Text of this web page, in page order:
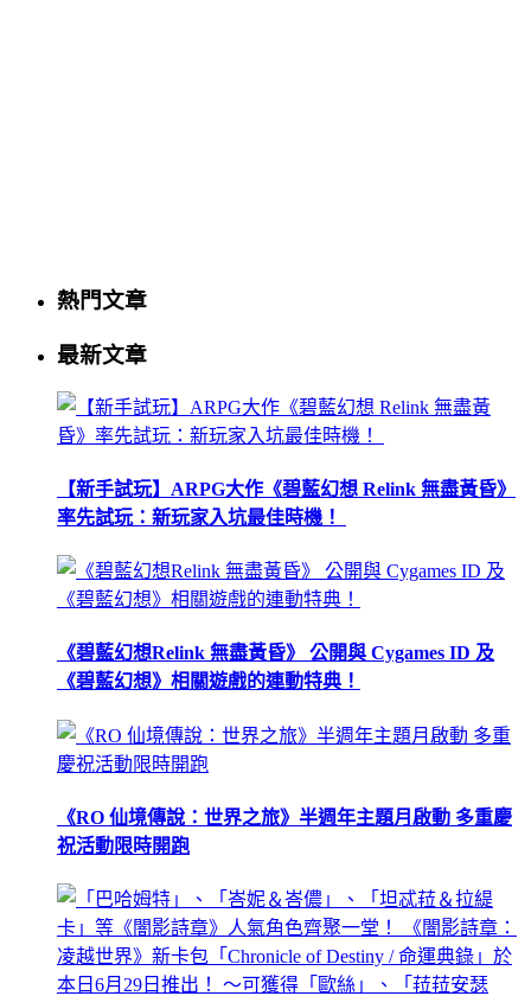
熱門文章
最新文章
【新手試玩】ARPG大作《碧藍幻想 Relink 無盡黃昏》
率先試玩：新玩家入坑最佳時機！
《碧藍幻想Relink 無盡黃昏》 公開與 Cygames ID 及
《碧藍幻想》相關遊戲的連動特典！
《RO 仙境傳說：世界之旅》半週年主題月啟動 多重慶
祝活動限時開跑